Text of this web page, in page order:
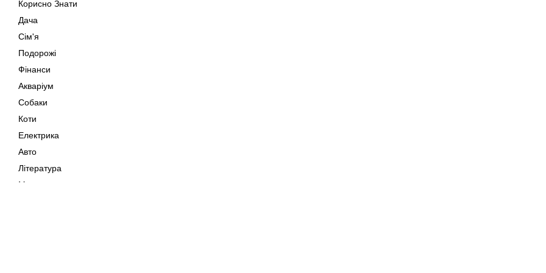
Корисно Знати
Дача
Сім'я
Подорожі
Фінанси
Акваріум
Собаки
Коти
Електрика
Авто
Література
Музика